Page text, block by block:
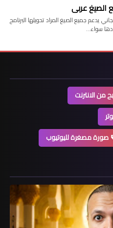
الصيغ عربي
يدعم جميع الصيغ المراد تحويلها البرنامج
سواء…
من الانترنت
صورة مصغرة لليوتيوب